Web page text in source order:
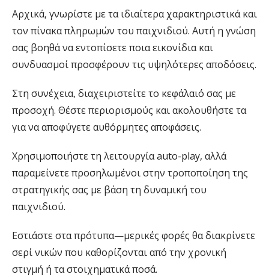
Αρχικά, γνωρίστε με τα ιδιαίτερα χαρακτηριστικά και
τον πίνακα πληρωμών του παιχνιδιού. Αυτή η γνώση
σας βοηθά να εντοπίσετε ποια εικονίδια και
συνδυασμοί προσφέρουν τις υψηλότερες αποδόσεις.
Στη συνέχεια, διαχειριστείτε το κεφάλαιό σας με
προσοχή. Θέστε περιορισμούς και ακολουθήστε τα
για να αποφύγετε αυθόρμητες αποφάσεις.
Χρησιμοποιήστε τη λειτουργία auto-play, αλλά
παραμείνετε προσηλωμένοι στην τροποποίηση της
στρατηγικής σας με βάση τη δυναμική του
παιχνιδιού.
Εστιάστε στα πρότυπα—μερικές φορές θα διακρίνετε
σερί νικών που καθορίζονται από την χρονική
στιγμή ή τα στοιχηματικά ποσά.